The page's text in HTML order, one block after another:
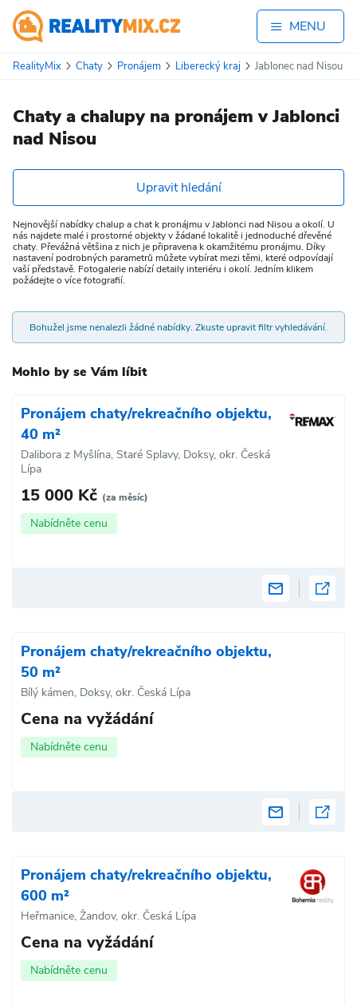
MENU
RealityMix Chaty Pronájem Liberecký kraj Jablonec nad Nisou
Chaty a chalupy na pronájem v Jablonci
nad Nisou
Upravit hledání
Nejnovější nabídky chalup a chat k pronájmu v Jablonci nad Nisou a okolí. U
nás najdete malé i prostorné objekty v žádané lokalitě i jednoduché dřevěné
chaty. Převážná většina z nich je připravena k okamžitému pronájmu. Díky
nastavení podrobných parametrů můžete vybírat mezi těmi, které odpovídají
vaší představě. Fotogalerie nabízí detaily interiéru i okolí. Jedním klikem
požádejte o více fotografií.
Bohužel jsme nenalezli žádné nabídky. Zkuste upravit filtr vyhledávání.
Mohlo by se Vám líbit
Pronájem chaty/rekreačního objektu,
40 m²
Dalibora z Myšlína, Staré Splavy, Doksy, okr. Česká
Lípa
15 000 Kč (za měsíc)
Nabídněte cenu
Pronájem chaty/rekreačního objektu,
50 m²
Bílý kámen, Doksy, okr. Česká Lípa
Cena na vyžádání
Nabídněte cenu
Pronájem chaty/rekreačního objektu,
600 m²
Heřmanice, Žandov, okr. Česká Lípa
Cena na vyžádání
Nabídněte cenu